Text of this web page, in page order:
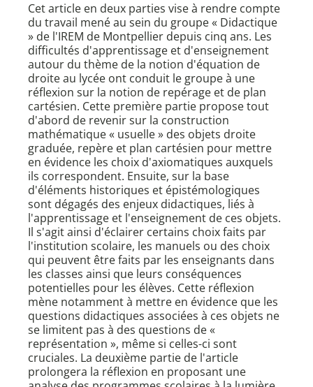
Cet article en deux parties vise à rendre compte
du travail mené au sein du groupe « Didactique
» de l'IREM de Montpellier depuis cinq ans. Les
difficultés d'apprentissage et d'enseignement
autour du thème de la notion d'équation de
droite au lycée ont conduit le groupe à une
réflexion sur la notion de repérage et de plan
cartésien. Cette première partie propose tout
d'abord de revenir sur la construction
mathématique « usuelle » des objets droite
graduée, repère et plan cartésien pour mettre
en évidence les choix d'axiomatiques auxquels
ils correspondent. Ensuite, sur la base
d'éléments historiques et épistémologiques
sont dégagés des enjeux didactiques, liés à
l'apprentissage et l'enseignement de ces objets.
Il s'agit ainsi d'éclairer certains choix faits par
l'institution scolaire, les manuels ou des choix
qui peuvent être faits par les enseignants dans
les classes ainsi que leurs conséquences
potentielles pour les élèves. Cette réflexion
mène notamment à mettre en évidence que les
questions didactiques associées à ces objets ne
se limitent pas à des questions de «
représentation », même si celles-ci sont
cruciales. La deuxième partie de l'article
prolongera la réflexion en proposant une